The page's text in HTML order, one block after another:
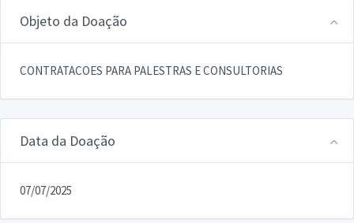
Objeto da Doação
CONTRATACOES PARA PALESTRAS E CONSULTORIAS
Data da Doação
07/07/2025